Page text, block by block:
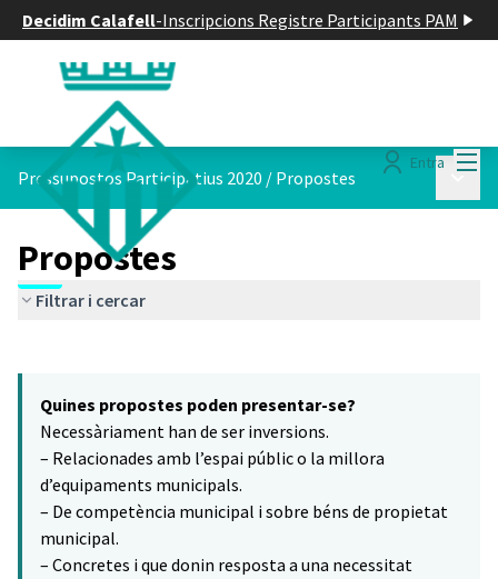
Decidim Calafell-Inscripcions Registre Participants PAM
Entra
Pressupostos Participatius 2020 / Propostes
Propostes
Filtrar i cercar
−
Quines propostes poden presentar-se?
Necessàriament han de ser inversions.
– Relacionades amb l’espai públic o la millora
d’equipaments municipals.
– De competència municipal i sobre béns de propietat
municipal.
– Concretes i que donin resposta a una necessitat